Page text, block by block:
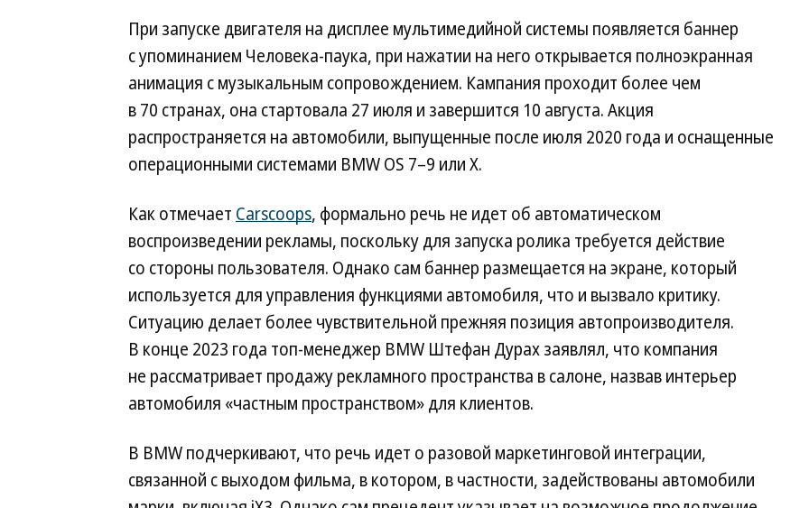
При запуске двигателя на дисплее мультимедийной системы появляется баннер
с упоминанием Человека-паука, при нажатии на него открывается полноэкранная
анимация с музыкальным сопровождением. Кампания проходит более чем
в 70 странах, она стартовала 27 июля и завершится 10 августа. Акция
распространяется на автомобили, выпущенные после июля 2020 года и оснащенные
операционными системами BMW OS 7–9 или X.
Как отмечает Carscoops, формально речь не идет об автоматическом
воспроизведении рекламы, поскольку для запуска ролика требуется действие
со стороны пользователя. Однако сам баннер размещается на экране, который
используется для управления функциями автомобиля, что и вызвало критику.
Ситуацию делает более чувствительной прежняя позиция автопроизводителя.
В конце 2023 года топ-менеджер BMW Штефан Дурах заявлял, что компания
не рассматривает продажу рекламного пространства в салоне, назвав интерьер
автомобиля «частным пространством» для клиентов.
В BMW подчеркивают, что речь идет о разовой маркетинговой интеграции,
связанной с выходом фильма, в котором, в частности, задействованы автомобили